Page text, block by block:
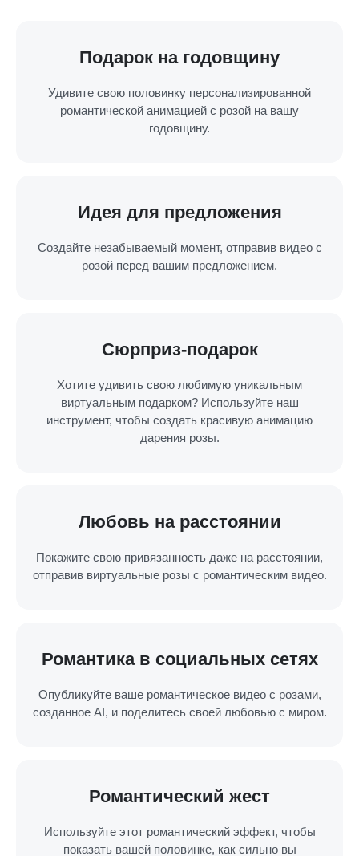
Подарок на годовщину
Удивите свою половинку персонализированной
романтической анимацией с розой на вашу
годовщину.
Идея для предложения
Создайте незабываемый момент, отправив видео с
розой перед вашим предложением.
Сюрприз-подарок
Хотите удивить свою любимую уникальным
виртуальным подарком? Используйте наш
инструмент, чтобы создать красивую анимацию
дарения розы.
Любовь на расстоянии
Покажите свою привязанность даже на расстоянии,
отправив виртуальные розы с романтическим видео.
Романтика в социальных сетях
Опубликуйте ваше романтическое видео с розами,
созданное AI, и поделитесь своей любовью с миром.
Романтический жест
Используйте этот романтический эффект, чтобы
показать вашей половинке, как сильно вы